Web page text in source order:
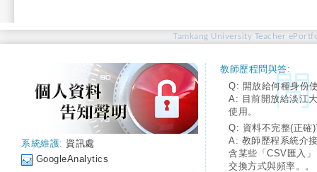
Tamkang University Teacher
系統維護: 資訊處
GoogleAnalytics
教師歷程問與答:
Q: 開放給何種身份
A: 目前開放給淡江
使用。
Q: 資料不完整(正確
A: 教師歷程系統介
含某些「CSV匯入
交換方式與頻率。。